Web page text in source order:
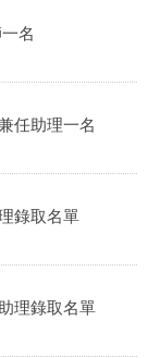
名
任助理一名
錄取名單
理錄取名單